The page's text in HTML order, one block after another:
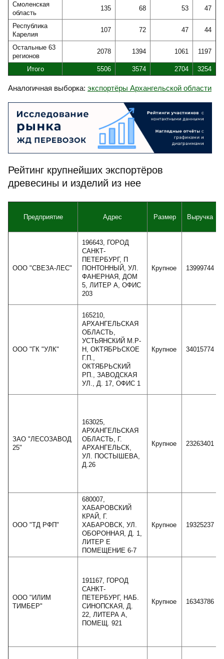
Смоленская
область
135 68 53 47
Республика
Карелия
107 72 47 44
Остальные 63
регионов
2078 1394 1061 1197
Итого 5506 3574 2704 3254
Аналогичная выборка: экспортёры Архангельской области
Рейтинг крупнейших экспортёров
древесины и изделий из нее
Предприятие Адрес Размер Выручка
ООО "СВЕЗА-ЛЕС"
196643, ГОРОД
САНКТ-
ПЕТЕРБУРГ, П
ПОНТОННЫЙ, УЛ.
ФАНЕРНАЯ, ДОМ
5, ЛИТЕР А, ОФИС
203
Крупное 13999744
ООО "ГК "УЛК"
165210,
АРХАНГЕЛЬСКАЯ
ОБЛАСТЬ,
УСТЬЯНСКИЙ М.Р-
Н, ОКТЯБРЬСКОЕ
Г.П.,
ОКТЯБРЬСКИЙ
РП., ЗАВОДСКАЯ
УЛ., Д. 17, ОФИС 1
Крупное 34015774
ЗАО "ЛЕСОЗАВОД
25"
163025,
АРХАНГЕЛЬСКАЯ
ОБЛАСТЬ, Г.
АРХАНГЕЛЬСК,
УЛ. ПОСТЫШЕВА,
Д.26
Крупное 23263401
ООО "ТД РФП"
680007,
ХАБАРОВСКИЙ
КРАЙ, Г.
ХАБАРОВСК, УЛ.
ОБОРОННАЯ, Д. 1,
ЛИТЕР Е
ПОМЕЩЕНИЕ 6-7
Крупное 19325237
ООО "ИЛИМ
ТИМБЕР"
191167, ГОРОД
САНКТ-
ПЕТЕРБУРГ, НАБ.
СИНОПСКАЯ, Д.
22, ЛИТЕРА А,
ПОМЕЩ. 921
Крупное 16343786